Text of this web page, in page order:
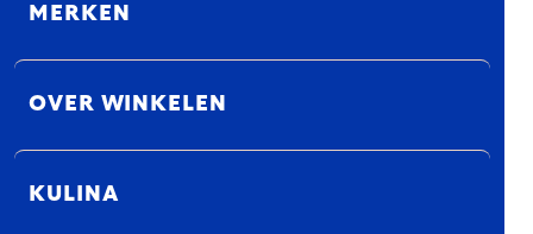
MERKEN
OVER WINKELEN
KULINA